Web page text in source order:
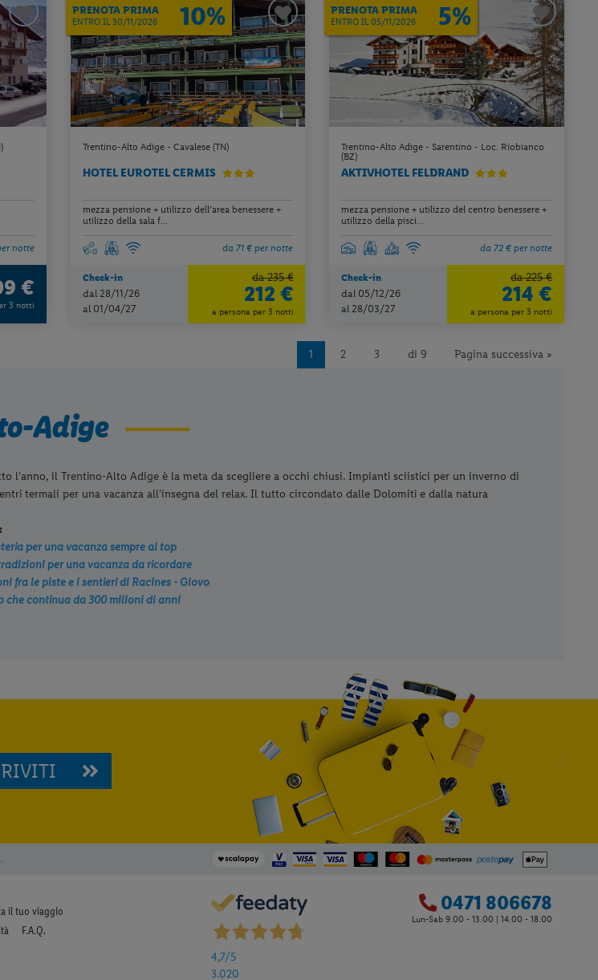
notte
€
3 notti
PRENOTA PRIMA
ENTRO IL 30/11/2026 10%
Trentino-Alto Adige - Cavalese (TN)
HOTEL EUROTEL CERMIS
mezza pensione + utilizzo dell’area benessere +
utilizzo della sala f...
da 71 € per notte
Check-in
dal 28/11/26
al 01/04/27
da 235 €
212 €
a persona per 3 notti
PRENOTA PRIMA
ENTRO IL 05/11/2026 5%
Trentino-Alto Adige - Sarentino - Loc. Riobianco
(BZ)
AKTIVHOTEL FELDRAND
mezza pensione + utilizzo del centro benessere +
utilizzo della pisci...
da 72 € per notte
Check-in
dal 05/12/26
al 28/03/27
da 225 €
214 €
a persona per 3 notti
1 2 3 di 9 Pagina successiva »
Adige
l'anno, il Trentino-Alto Adige è la meta da scegliere a occhi chiusi. Impianti sciistici per un inverno di
termali per una vacanza all'insegna del relax. Il tutto circondato dalle Dolomiti e dalla natura
per una vacanza sempre al top
per una vacanza da ricordare
fra le piste e i sentieri di Racines - Giovo
che continua da 300 milioni di anni
il tuo viaggio
F.A.Q.
4,7/5
3.020
0471 806678
Lun-Sab 9.00 - 13.00 | 14.00 - 18.00